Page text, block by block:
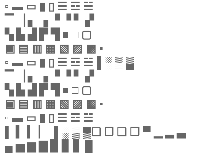
▫ ▬ ▭ ▮ ▯ ☰ ☲ ☱
▔ ▕ ▖ ▗ ▝ ▝ ▘ ▞
▚ ▙ ▟ ▛ ▜ ■ □ ▢
▣ ▤ ▥ ▦ ▧ ▨ ▩ ▪
▫ ▬ ▭ ▮ ▯ ☰ ☲ ☱▐ ░ ▒ ▓
▔ ▕ ▖ ▗ ▝ ▝ ▘ ▞
▚ ▙ ▟ ▛ ▜ ■ □ ▢
▣ ▤ ▥ ▦ ▧ ▨ ▩ ▪
▫ ▬ ▭ ▮ ▯ ☰ ☲ ☱
▌ ▍ ▎ ▏ ▐ ░ ▒ ▓❏ ❐ ❑ ❒ ▀ ▁ ▂ ▃
▄ ▅ ▆ ▇ ▉ ▊ ▋ █